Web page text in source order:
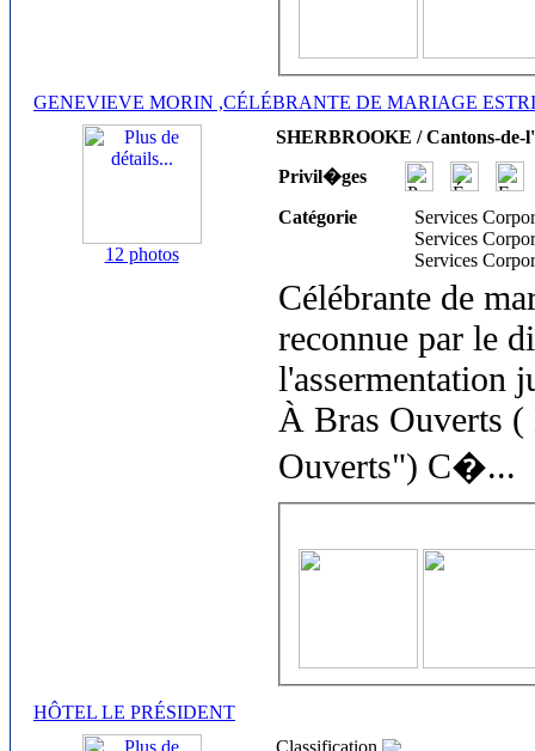
GENEVIEVE MORIN ,CÉLÉBRANTE DE MARIAGE
12 photos
SHERBROOKE / Cantons-de-
Privil�ges
Catégorie
Services
Services
Services
Célébrante de
reconnue par le
l'assermentation
À Bras Ouverts
Ouverts") C�...
HÔTEL LE PRÉSIDENT
Classification